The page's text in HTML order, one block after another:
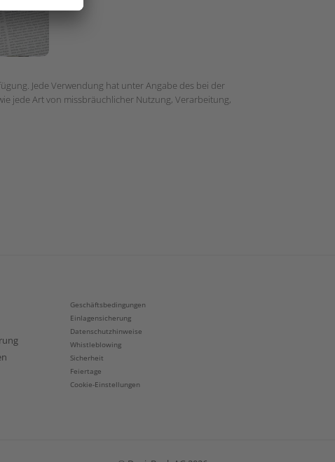
Jede Verwendung hat unter Angabe des bei der
jede Art von missbräuchlicher Nutzung, Verarbeitung,
Geschäftsbedingungen
Einlagensicherung
Datenschutzhinweise
Whistleblowing
Sicherheit
Feiertage
Cookie-Einstellungen